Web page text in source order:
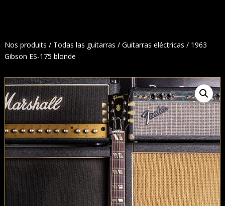
Nos produits / Todas las guitarras / Guitarras eléctricas / 1963
Gibson ES-175 blonde